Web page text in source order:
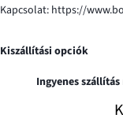
Kapcsolat: https://
Kiszállítási opciók
Ingyenes szállítás